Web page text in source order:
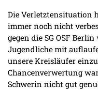
Die Verletztensituation
immer noch nicht
gegen die SG OSF
Jugendliche mit
unsere Kreisläufer
Chancenverwertung
Schwerin nicht gut